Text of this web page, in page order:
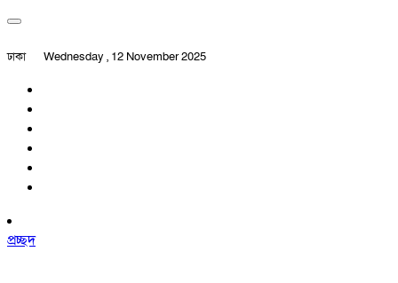
ঢাকা Wednesday , 12 November 2025
প্রচ্ছদ